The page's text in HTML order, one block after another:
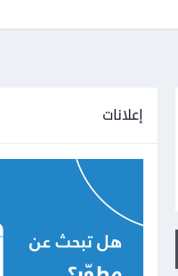
إعلانات